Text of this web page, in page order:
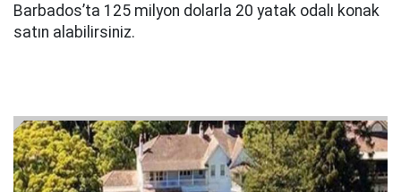
Barbados’ta 125 milyon dolarla 20 yatak odalı konak
satın alabilirsiniz.